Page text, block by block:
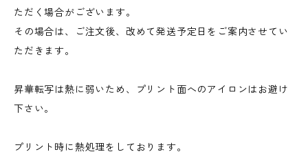
ただく場合がございます。
その場合は、ご注文後、改めて発送予定日をご案内させてい
ただきます。
昇華転写は熱に弱いため、プリント面へのアイロンはお避け
下さい。
プリント時に熱処理をしております。